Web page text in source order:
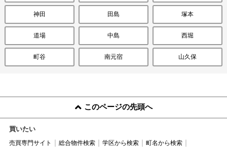
神田 田島 塚本
道場 中島 西堀
町谷 南元宿 山久保
このページの先頭へ
買いたい
売買専門サイト 総合物件検索 学区から検索
町名から検索